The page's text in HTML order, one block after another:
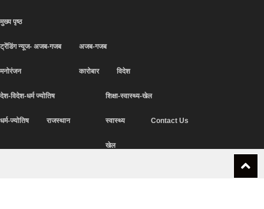
मुख्य पृष्ठ
ट्रेंडिंग न्यूज- अजब-गजब
मनोरंजन
अजब-गजब
कारोबार विदेश
देश-विदेश-धर्म ज्योतिष
धर्म-ज्योतिष राजस्थान
शिक्षा-स्वास्थ्य-खेल
स्वास्थ्य
खेल
Contact Us